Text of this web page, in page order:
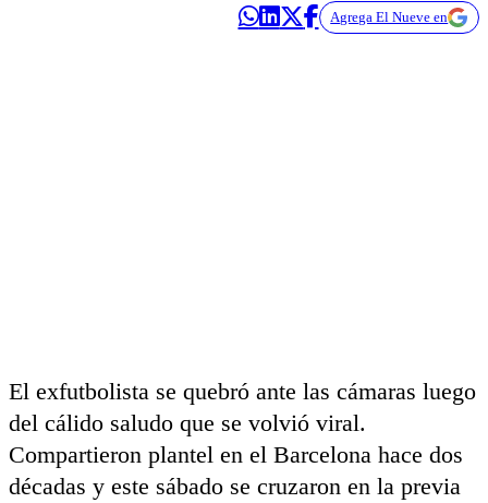
Agrega El Nueve en
El exfutbolista se quebró ante las cámaras luego
del cálido saludo que se volvió viral.
Compartieron plantel en el Barcelona hace dos
décadas y este sábado se cruzaron en la previa